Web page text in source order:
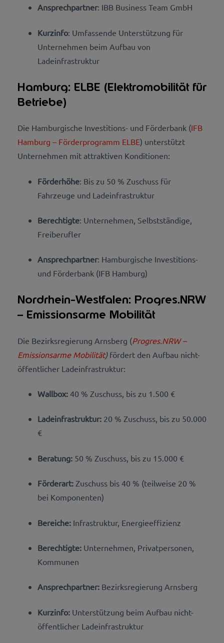
Ansprechpartner: IBB Business Team GmbH
Kurzinfo: Umfassende Unterstützung für
Unternehmen beim Aufbau von
Ladeinfrastruktur
Hamburg: ELBE (Elektromobilität für
Betriebe)
Die Hamburgische Investitions- und Förderbank (IFB
Hamburg – Förderprogramm ELBE) unterstützt
Unternehmen mit attraktiven Konditionen:
Förderhöhe: Bis zu 50 % Zuschuss für
Fahrzeuge und Ladeinfrastruktur
Berechtigte: Unternehmen, Selbstständige,
Freiberufler
Ansprechpartner: Hamburgische Investitions-
und Förderbank (IFB Hamburg)
Nordrhein-Westfalen: Progres.NRW
– Emissionsarme Mobilität
Die Bezirksregierung Arnsberg (Progres.NRW –
Emissionsarme Mobilität)fördert den Aufbau nicht-
öffentlicher Ladeinfrastruktur:
Wallbox: 40 % Zuschuss, bis zu 1.500 €
Ladeinfrastruktur: 20 % Zuschuss, bis zu 50.000
€
Beratung: 50 % Zuschuss, bis zu 15.000 €
Förderart: Zuschuss bis 40 % (teilweise 20 %
bei Komponenten)
Bereiche: Infrastruktur, Energieeffizienz
Berechtigte: Unternehmen, Privatpersonen,
Kommunen
Ansprechpartner: Bezirksregierung Arnsberg
Kurzinfo: Unterstützung beim Aufbau nicht-
öffentlicher Ladeinfrastruktur